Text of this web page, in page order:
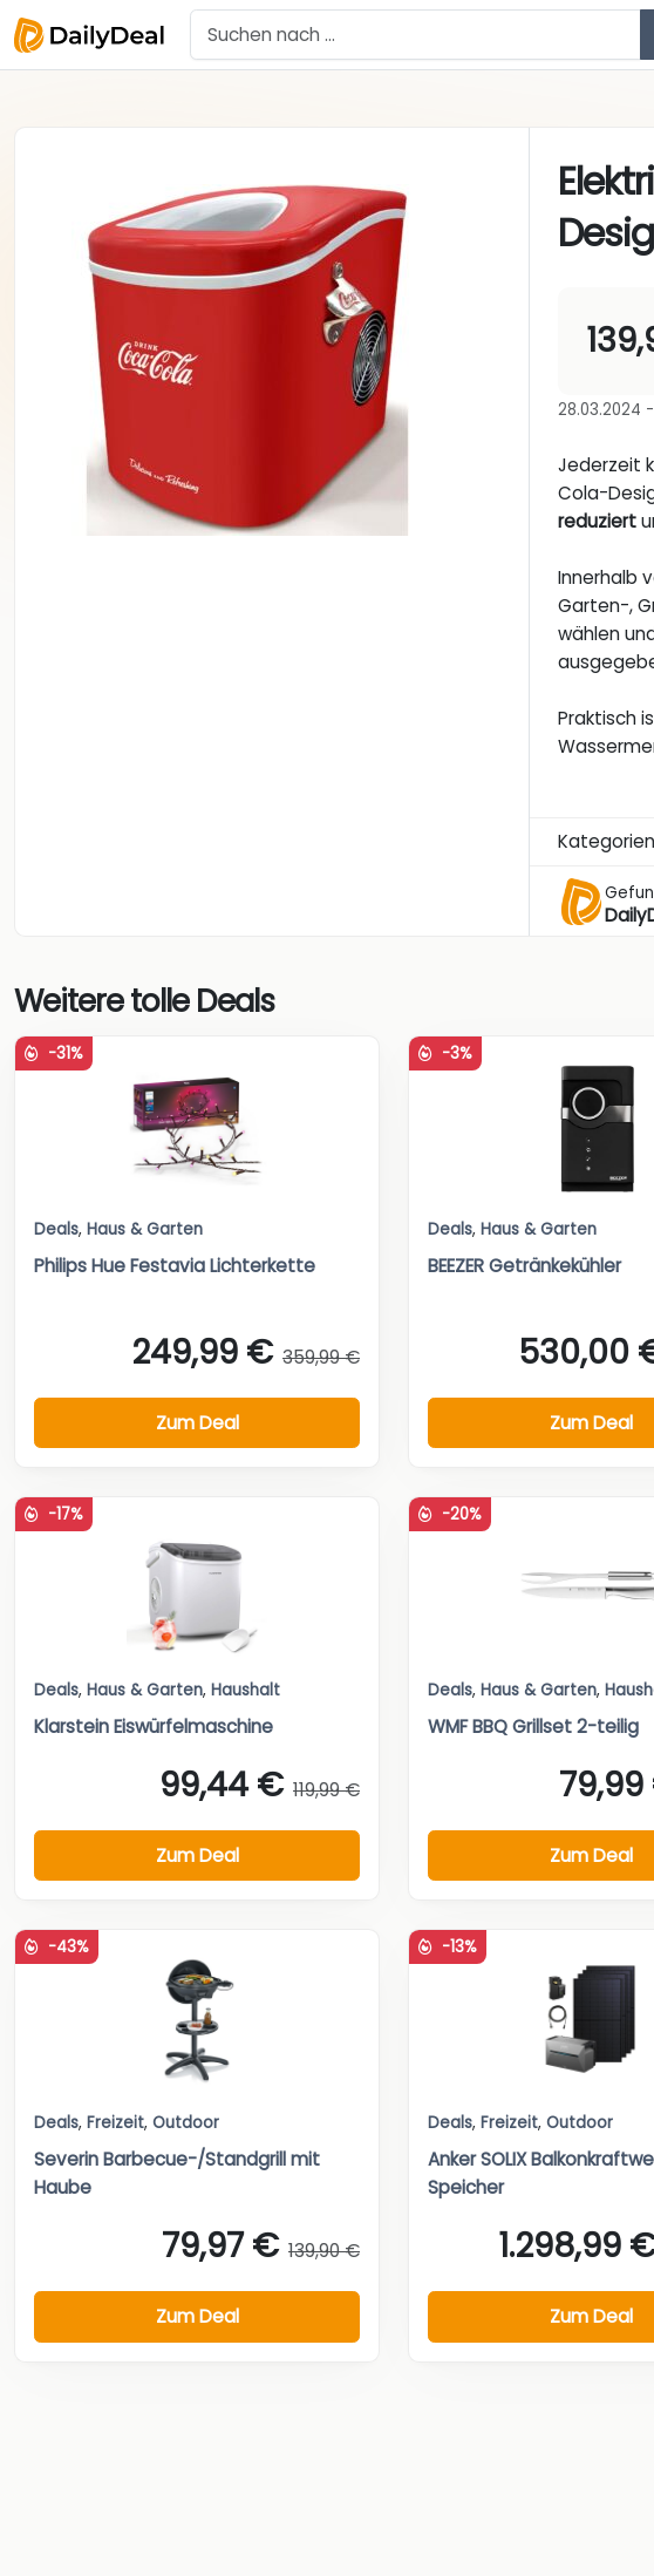
28.03.2024 -
Jederzeit
Cola-
reduziert
Innerhalb
Garten-,
wählen
Praktisch
Weitere tolle Deals
-31%
Deals, Haus & Garten
Philips Hue Festavia Lichterkette
249,99 € 359,99 €
Zum Deal
-3%
Deals, Haus & Garten
BEEZER Getränkekühler
530,00
Zum Deal
-17%
Deals, Haus & Garten, Haushalt
Klarstein Eiswürfelmaschine
99,44 € 119,99 €
Zum Deal
-20%
Deals, Haus & Garten,
WMF BBQ Grillset 2-teilig
Zum Deal
-43%
Deals, Freizeit, Outdoor
Severin Barbecue-/Standgrill mit
Haube
79,97 € 139,90 €
Zum Deal
-13%
Deals, Freizeit, Outdoor
Anker SOLIX
Speicher
1.298,99
Zum Deal